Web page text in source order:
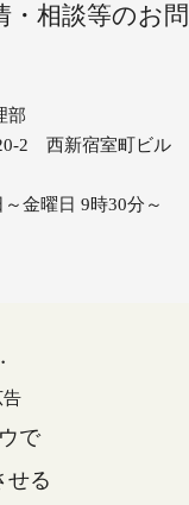
・相談等のお問
部
2 西新宿室町ビル
金曜日 9時30分～
告
で
せる